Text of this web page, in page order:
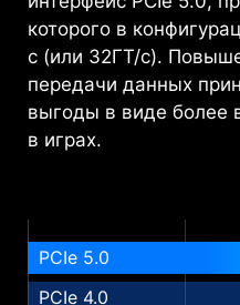
которого в
с (или 32ГТ/с).
передачи данных
выгоды в виде более
в играх.
PCIe 5.0
PCIe 4.0